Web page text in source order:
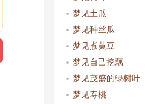
梦见土瓜
梦见种丝瓜
梦见煮黄豆
梦见自己挖藕
梦见茂盛的绿树叶
梦见寿桃